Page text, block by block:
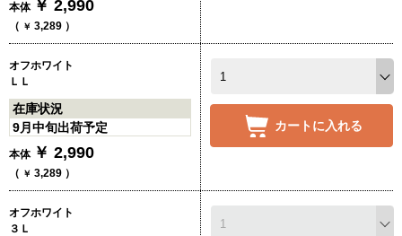
本体 ￥ 2,990
（ ￥ 3,289 ）
オフホワイト
ＬＬ
在庫状況
9月中旬出荷予定
本体 ￥ 2,990
（ ￥ 3,289 ）
カートに入れる
オフホワイト
３Ｌ